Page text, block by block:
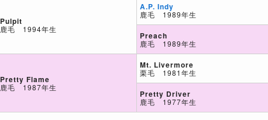
Pulpit
鹿毛 1994年生
Pretty Flame
鹿毛 1987年生
A.P. Indy
鹿毛 1989年生
Preach
鹿毛 1989年生
Mt. Livermore
栗毛 1981年生
Pretty Driver
鹿毛 1977年生